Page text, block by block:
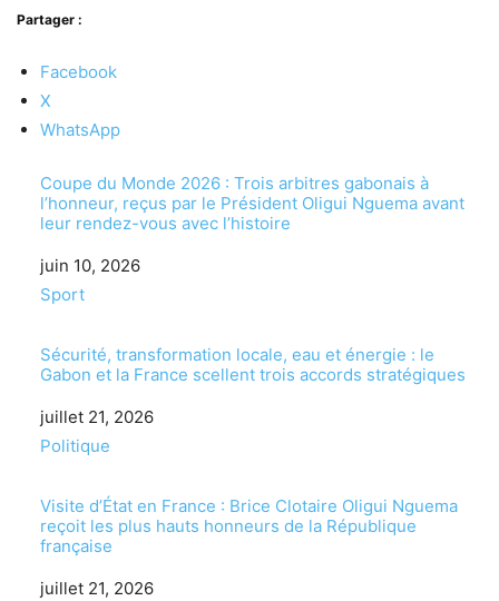
Partager :
Facebook
X
WhatsApp
Coupe du Monde 2026 : Trois arbitres gabonais à
l’honneur, reçus par le Président Oligui Nguema avant
leur rendez-vous avec l’histoire
Date
juin 10, 2026
Par rapport à
Sport
Sécurité, transformation locale, eau et énergie : le
Gabon et la France scellent trois accords stratégiques
Date
juillet 21, 2026
Par rapport à
Politique
Visite d’État en France : Brice Clotaire Oligui Nguema
reçoit les plus hauts honneurs de la République
française
Date
juillet 21, 2026